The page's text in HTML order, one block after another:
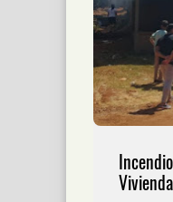
Vivienda